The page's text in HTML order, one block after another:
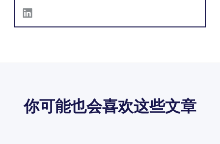
你可能也会喜欢这些文章